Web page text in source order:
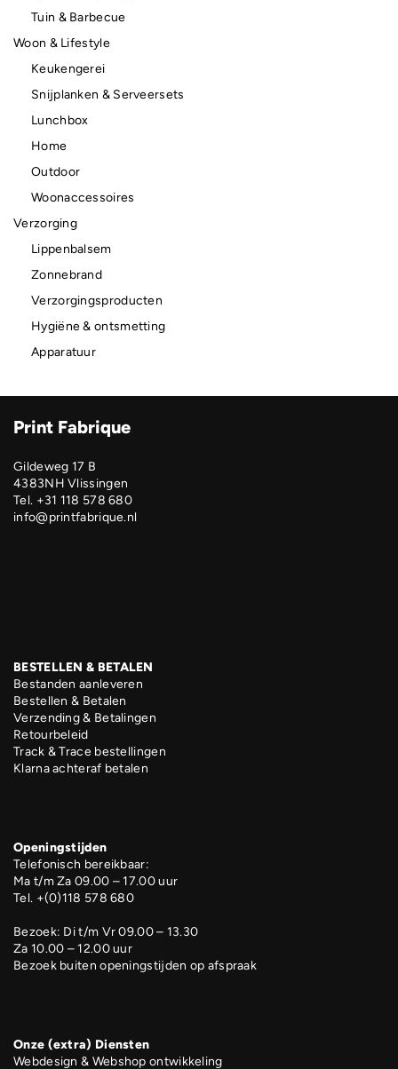
Tuin & Barbecue
Woon & Lifestyle
Keukengerei
Snijplanken & Serveersets
Lunchbox
Home
Outdoor
Woonaccessoires
Verzorging
Lippenbalsem
Zonnebrand
Verzorgingsproducten
Hygiëne & ontsmetting
Apparatuur
Print Fabrique
Gildeweg 17 B
4383NH Vlissingen
Tel. +31 118 578 680
info@printfabrique.nl
BESTELLEN & BETALEN
Bestanden aanleveren
Bestellen & Betalen
Verzending & Betalingen
Retourbeleid
Track & Trace bestellingen
Klarna achteraf betalen
Openingstijden
Telefonisch bereikbaar:
Ma t/m Za 09.00 – 17.00 uur
Tel. +(0)118 578 680
Bezoek: Di t/m Vr 09.00 – 13.30
Za 10.00 – 12.00 uur
Bezoek buiten openingstijden op afspraak
Onze (extra) Diensten
Webdesign & Webshop ontwikkeling